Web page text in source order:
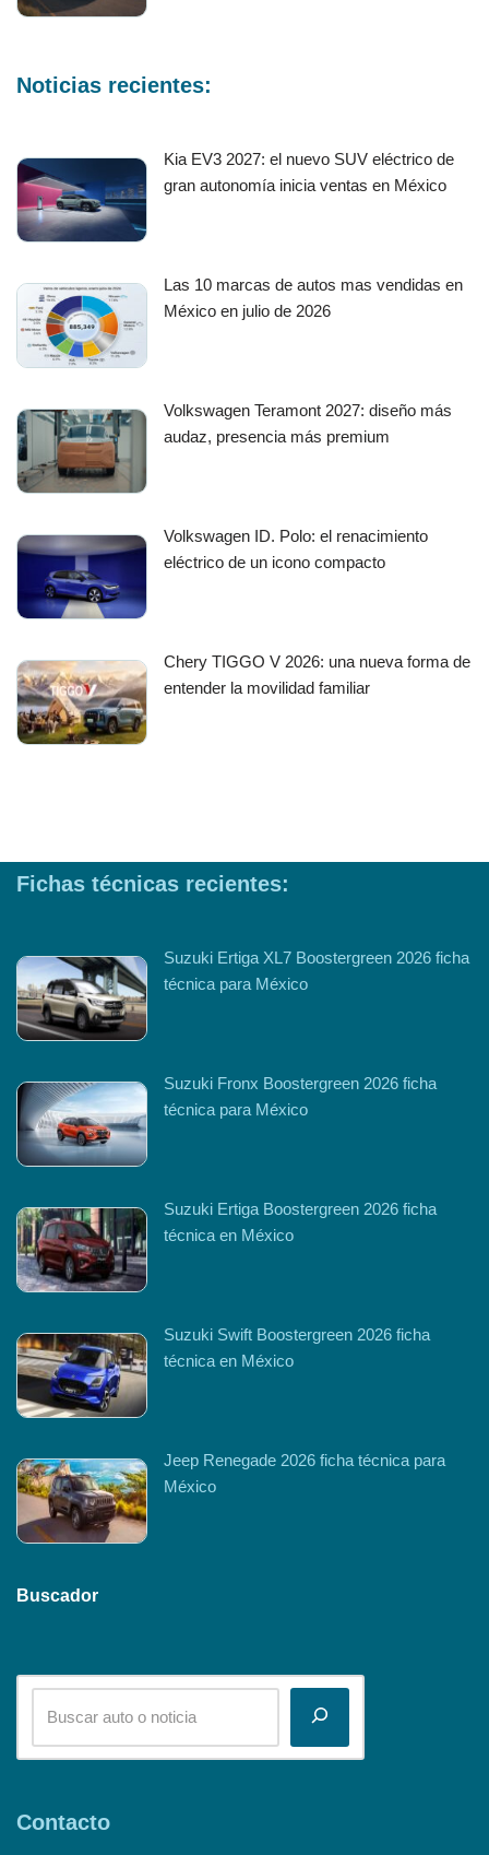
Noticias recientes:
Kia EV3 2027: el nuevo SUV eléctrico de
gran autonomía inicia ventas en México
Las 10 marcas de autos mas vendidas en
México en julio de 2026
Volkswagen Teramont 2027: diseño más
audaz, presencia más premium
Volkswagen ID. Polo: el renacimiento
eléctrico de un icono compacto
Chery TIGGO V 2026: una nueva forma de
entender la movilidad familiar
Fichas técnicas recientes:
Suzuki Ertiga XL7 Boostergreen 2026 ficha
técnica para México
Suzuki Fronx Boostergreen 2026 ficha
técnica para México
Suzuki Ertiga Boostergreen 2026 ficha
técnica en México
Suzuki Swift Boostergreen 2026 ficha
técnica en México
Jeep Renegade 2026 ficha técnica para
México
Buscador
Contacto